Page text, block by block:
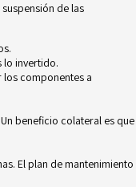
de las
lo invertido.
componentes a
beneficio colateral es que
El plan de mantenimiento